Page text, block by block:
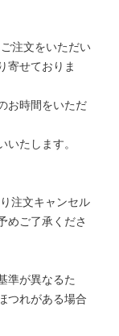
注文をいただい
寄せておりま
お時間をいただ
いたします。
注文キャンセル
めご了承くださ
準が異なるた
つれがある場合